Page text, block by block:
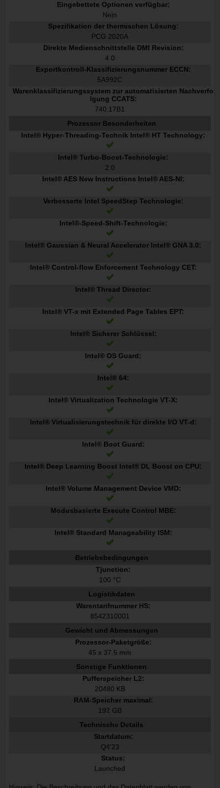
Eingebettete Optionen verfügbar:
Nein
Spezifikation der thermischen Lösung:
PCG 2020A
Direkte Medienschnittstelle DMI Revision:
4.0
Exportkontroll-Klassifizierungsnummer ECCN:
5A992C
Warenklassifizierungssystem zur automatisierten Nachverfo
lgung CCATS:
740.17B1
Prozessor Besonderheiten
Intel® Hyper-Threading-Technik Intel® HT Technology:
Intel® Turbo-Boost-Technologie:
2.0
Intel® AES New Instructions Intel® AES-NI:
Verbesserte Intel SpeedStep Technologie:
Intel®-Speed-Shift-Technologie:
Intel® Gaussian & Neural Accelerator Intel® GNA 3.0:
Intel® Control-flow Enforcement Technology CET:
Intel® Thread Director:
Intel® VT-x mit Extended Page Tables EPT:
Intel® Sicherer Schlüssel:
Intel® OS Guard:
Intel® 64:
Intel® Virtualization Technologie VT-X:
Intel® Virtualisierungstechnik für direkte I/O VT-d:
Intel® Boot Guard:
Intel® Deep Learning Boost Intel® DL Boost on CPU:
Intel® Volume Management Device VMD:
Modusbasierte Execute Control MBE:
Intel® Standard Manageability ISM:
Betriebsbedingungen
Tjunction:
100 °C
Logistikdaten
Warentarifnummer HS:
8542310001
Gewicht und Abmessungen
Prozessor-Paketgröße:
45 x 37.5 mm
Sonstige Funktionen
Pufferspeicher L2:
20480 KB
RAM-Speicher maximal:
192 GB
Technische Details
Startdatum:
Q4'23
Status:
Launched